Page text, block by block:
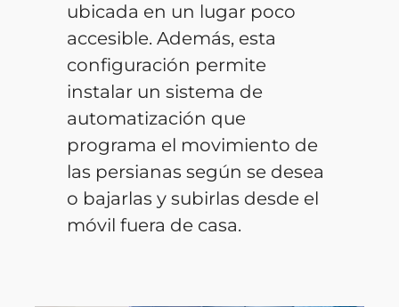
ubicada en un lugar poco
accesible. Además, esta
configuración permite
instalar un sistema de
automatización que
programa el movimiento de
las persianas según se desea
o bajarlas y subirlas desde el
móvil fuera de casa.